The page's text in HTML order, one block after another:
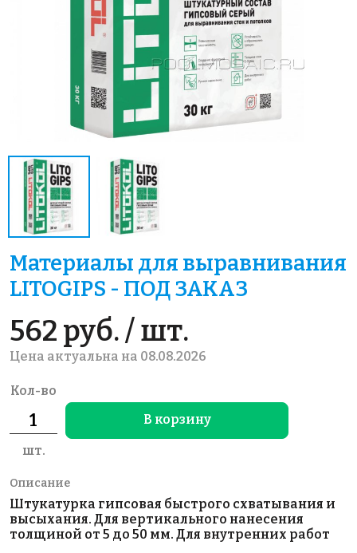
Материалы для выравнивания
LITOGIPS - ПОД ЗАКАЗ
562 руб. / шт.
Цена актуальна на 08.08.2026
Кол-во
шт.
В корзину
Описание
Штукатурка гипсовая быстрого схватывания и
высыхания. Для вертикального нанесения
толщиной от 5 до 50 мм. Для внутренних работ